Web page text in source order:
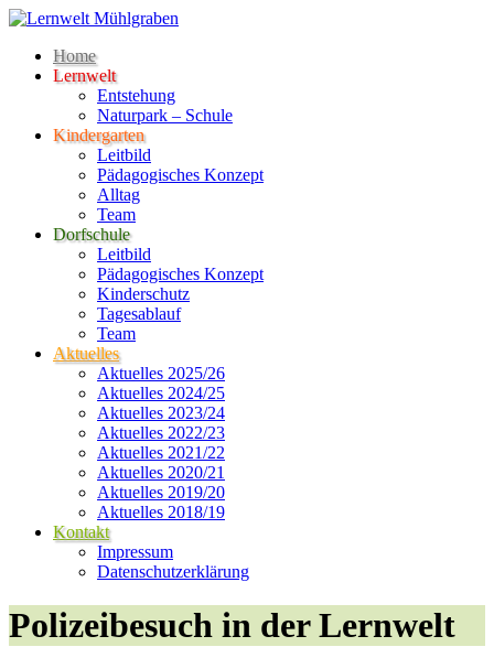
Home
Lernwelt
Entstehung
Naturpark – Schule
Kindergarten
Leitbild
Pädagogisches Konzept
Alltag
Team
Dorfschule
Leitbild
Pädagogisches Konzept
Kinderschutz
Tagesablauf
Team
Aktuelles
Aktuelles 2025/26
Aktuelles 2024/25
Aktuelles 2023/24
Aktuelles 2022/23
Aktuelles 2021/22
Aktuelles 2020/21
Aktuelles 2019/20
Aktuelles 2018/19
Kontakt
Impressum
Datenschutzerklärung
Polizeibesuch in der Lernwelt